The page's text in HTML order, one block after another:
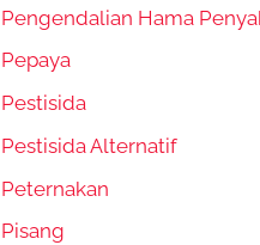
Pengendalian Hama
Pepaya
Pestisida
Pestisida Alternatif
Peternakan
Pisang